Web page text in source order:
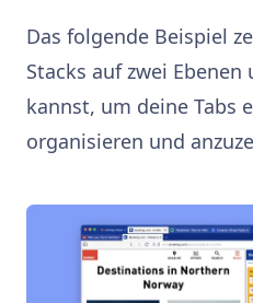
Das folgende Beispiel
Stacks auf zwei
kannst, um deine Tabs
organisieren und